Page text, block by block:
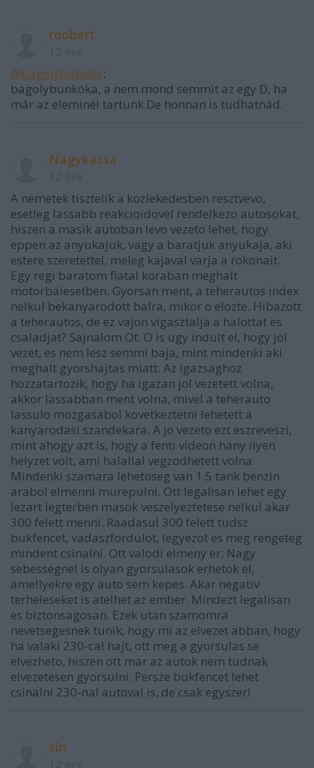
roobert
@bagolybubóka:
bagolybunkóka, a nem mond semmit az egy D, ha
már az eleminél tartunk.De honnan is tudhatnád.
Nagykacsa
A nemetek tisztelik a kozlekedesben resztvevo,
esetleg lassabb reakcioidovel rendelkezo autosokat,
hiszen a masik autoban levo vezeto lehet, hogy
eppen az anyukajuk, vagy a baratjuk anyukaja, aki
estere szeretettel, meleg kajaval varja a rokonait.
Egy regi baratom fiatal koraban meghalt
motorbalesetben. Gyorsan ment, a teherautos index
nelkul bekanyarodott balra, mikor o elozte. Hibazott
a teherautos, de ez vajon vigasztalja a halottat es
csaladjat? Sajnalom Ot. O is ugy indult el, hogy jol
vezet, es nem lesz semmi baja, mint mindenki aki
meghalt gyorshajtas miatt. Az igazsaghoz
hozzatartozik, hogy ha igazan jol vezetett volna,
akkor lassabban ment volna, mivel a teherauto
lassulo mozgasabol kovetkeztetni lehetett a
kanyarodasi szandekara. A jo vezeto ezt eszreveszi,
mint ahogy azt is, hogy a fenti videon hany ilyen
helyzet volt, ami halallal vegzodhetett volna.
Mindenki szamara lehetoseg van 1.5 tank benzin
arabol elmenni murepulni. Ott legalisan lehet egy
lezart legterben masok veszelyeztetese nelkul akar
300 felett menni. Raadasul 300 felett tudsz
bukfencet, vadaszfordulot, legyezot es meg rengeteg
mindent csinalni. Ott valodi elmeny er. Nagy
sebessegnel is olyan gyorsulasok erhetok el,
amellyekre egy auto sem kepes. Akar negativ
terheleseket is atelhet az ember. Mindezt legalisan
es biztonsagosan. Ezek utan szamomra
nevetsegesnek tunik, hogy mi az elvezet abban, hogy
ha valaki 230-cal hajt, ott meg a gyorsulas se
elvezheto, hiszen ott mar az autok nem tudnak
elvezetesen gyorsulni. Persze bukfencet lehet
csinalni 230-nal autoval is, de csak egyszer!
sín